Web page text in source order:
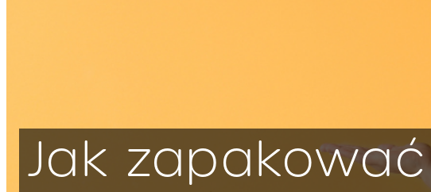
Jak zapakować